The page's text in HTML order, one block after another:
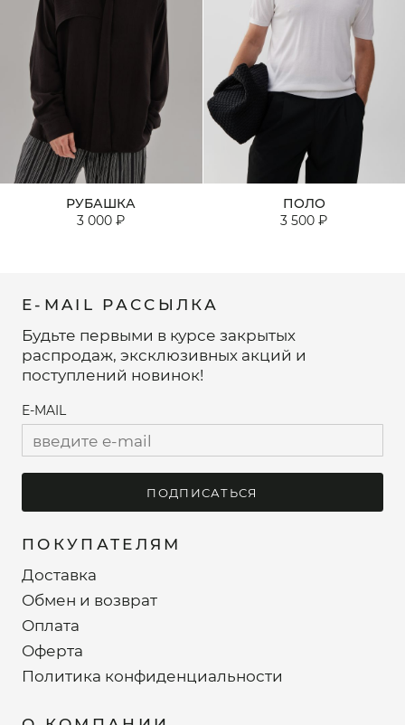
РУБАШКА
3 000 ₽
ПОЛО
3 500 ₽
ПОКУПАТЕЛЯМ
Доставка
Обмен и возврат
Оплата
Оферта
Политика конфиденциальности
E-MAIL РАССЫЛКА
Будьте первыми в курсе закрытых
распродаж, эксклюзивных акций и
поступлений новинок!
E-MAIL
ПОДПИСАТЬСЯ